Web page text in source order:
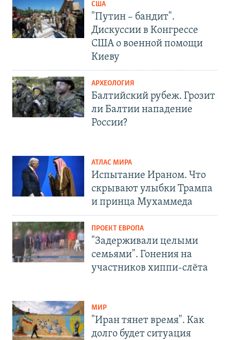
США
"Путин – бандит".
Дискуссии в Конгрессе
США о военной помощи
Киеву
АРХЕОЛОГИЯ
Балтийский рубеж. Грозит
ли Балтии нападение
России?
АТЛАС МИРА
Испытание Ираном. Что
скрывают улыбки Трампа
и принца Мухаммеда
ПРОЕКТ ЕВРОПА
"Задерживали целыми
семьями". Гонения на
участников хиппи-слёта
МИР
"Иран тянет время". Как
долго будет ситуация